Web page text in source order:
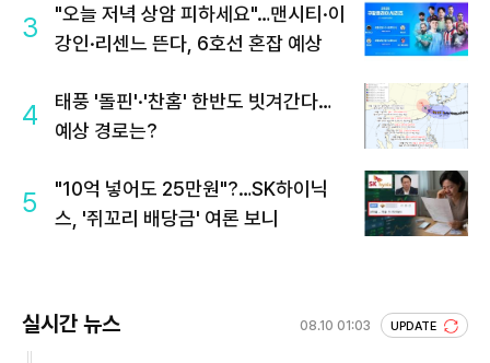
3
"오늘 저녁 상암 피하세요"…맨시티·이
강인·리센느 뜬다, 6호선 혼잡 예상
4
태풍 '돌핀'·'찬홈' 한반도 빗겨간다…
예상 경로는?
5
"10억 넣어도 25만원"?…SK하이닉
스, '쥐꼬리 배당금' 여론 보니
실시간 뉴스 08.10 01:03 UPDATE